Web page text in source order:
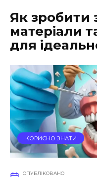
Як зробити
матеріали
для
КОРИСНО ЗНАТИ
ОПУБЛІКОВАНО